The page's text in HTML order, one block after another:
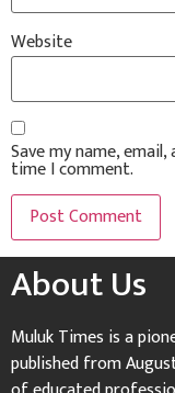
Website
Save my name,
time I comment.
About Us
Muluk Times is a
published from